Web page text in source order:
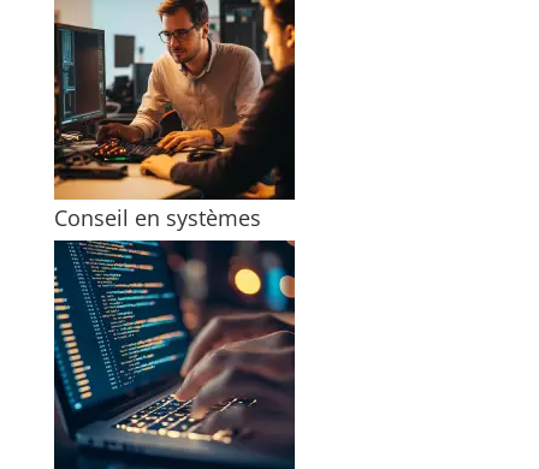
Conseil en systèmes